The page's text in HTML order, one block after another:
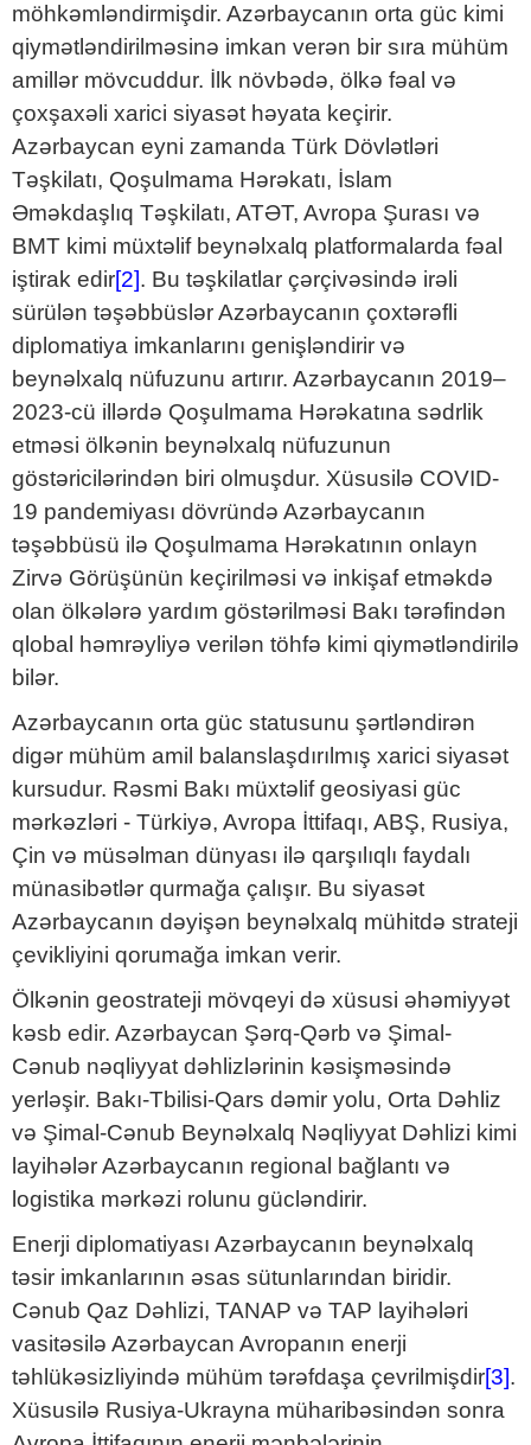
möhkəmləndirmişdir. Azərbaycanın orta güc kimi
qiymətləndirilməsinə imkan verən bir sıra mühüm
amillər mövcuddur. İlk növbədə, ölkə fəal və
çoxşaxəli xarici siyasət həyata keçirir.
Azərbaycan eyni zamanda Türk Dövlətləri
Təşkilatı, Qoşulmama Hərəkatı, İslam
Əməkdaşlıq Təşkilatı, ATƏT, Avropa Şurası və
BMT kimi müxtəlif beynəlxalq platformalarda fəal
iştirak edir[2]. Bu təşkilatlar çərçivəsində irəli
sürülən təşəbbüslər Azərbaycanın çoxtərəfli
diplomatiya imkanlarını genişləndirir və
beynəlxalq nüfuzunu artırır. Azərbaycanın 2019–
2023-cü illərdə Qoşulmama Hərəkatına sədrlik
etməsi ölkənin beynəlxalq nüfuzunun
göstəricilərindən biri olmuşdur. Xüsusilə COVID-
19 pandemiyası dövründə Azərbaycanın
təşəbbüsü ilə Qoşulmama Hərəkatının onlayn
Zirvə Görüşünün keçirilməsi və inkişaf etməkdə
olan ölkələrə yardım göstərilməsi Bakı tərəfindən
qlobal həmrəyliyə verilən töhfə kimi qiymətləndirilə
bilər.
Azərbaycanın orta güc statusunu şərtləndirən
digər mühüm amil balanslaşdırılmış xarici siyasət
kursudur. Rəsmi Bakı müxtəlif geosiyasi güc
mərkəzləri - Türkiyə, Avropa İttifaqı, ABŞ, Rusiya,
Çin və müsəlman dünyası ilə qarşılıqlı faydalı
münasibətlər qurmağa çalışır. Bu siyasət
Azərbaycanın dəyişən beynəlxalq mühitdə strateji
çevikliyini qorumağa imkan verir.
Ölkənin geostrateji mövqeyi də xüsusi əhəmiyyət
kəsb edir. Azərbaycan Şərq-Qərb və Şimal-
Cənub nəqliyyat dəhlizlərinin kəsişməsində
yerləşir. Bakı-Tbilisi-Qars dəmir yolu, Orta Dəhliz
və Şimal-Cənub Beynəlxalq Nəqliyyat Dəhlizi kimi
layihələr Azərbaycanın regional bağlantı və
logistika mərkəzi rolunu gücləndirir.
Enerji diplomatiyası Azərbaycanın beynəlxalq
təsir imkanlarının əsas sütunlarından biridir.
Cənub Qaz Dəhlizi, TANAP və TAP layihələri
vasitəsilə Azərbaycan Avropanın enerji
təhlükəsizliyində mühüm tərəfdaşa çevrilmişdir[3].
Xüsusilə Rusiya-Ukrayna müharibəsindən sonra